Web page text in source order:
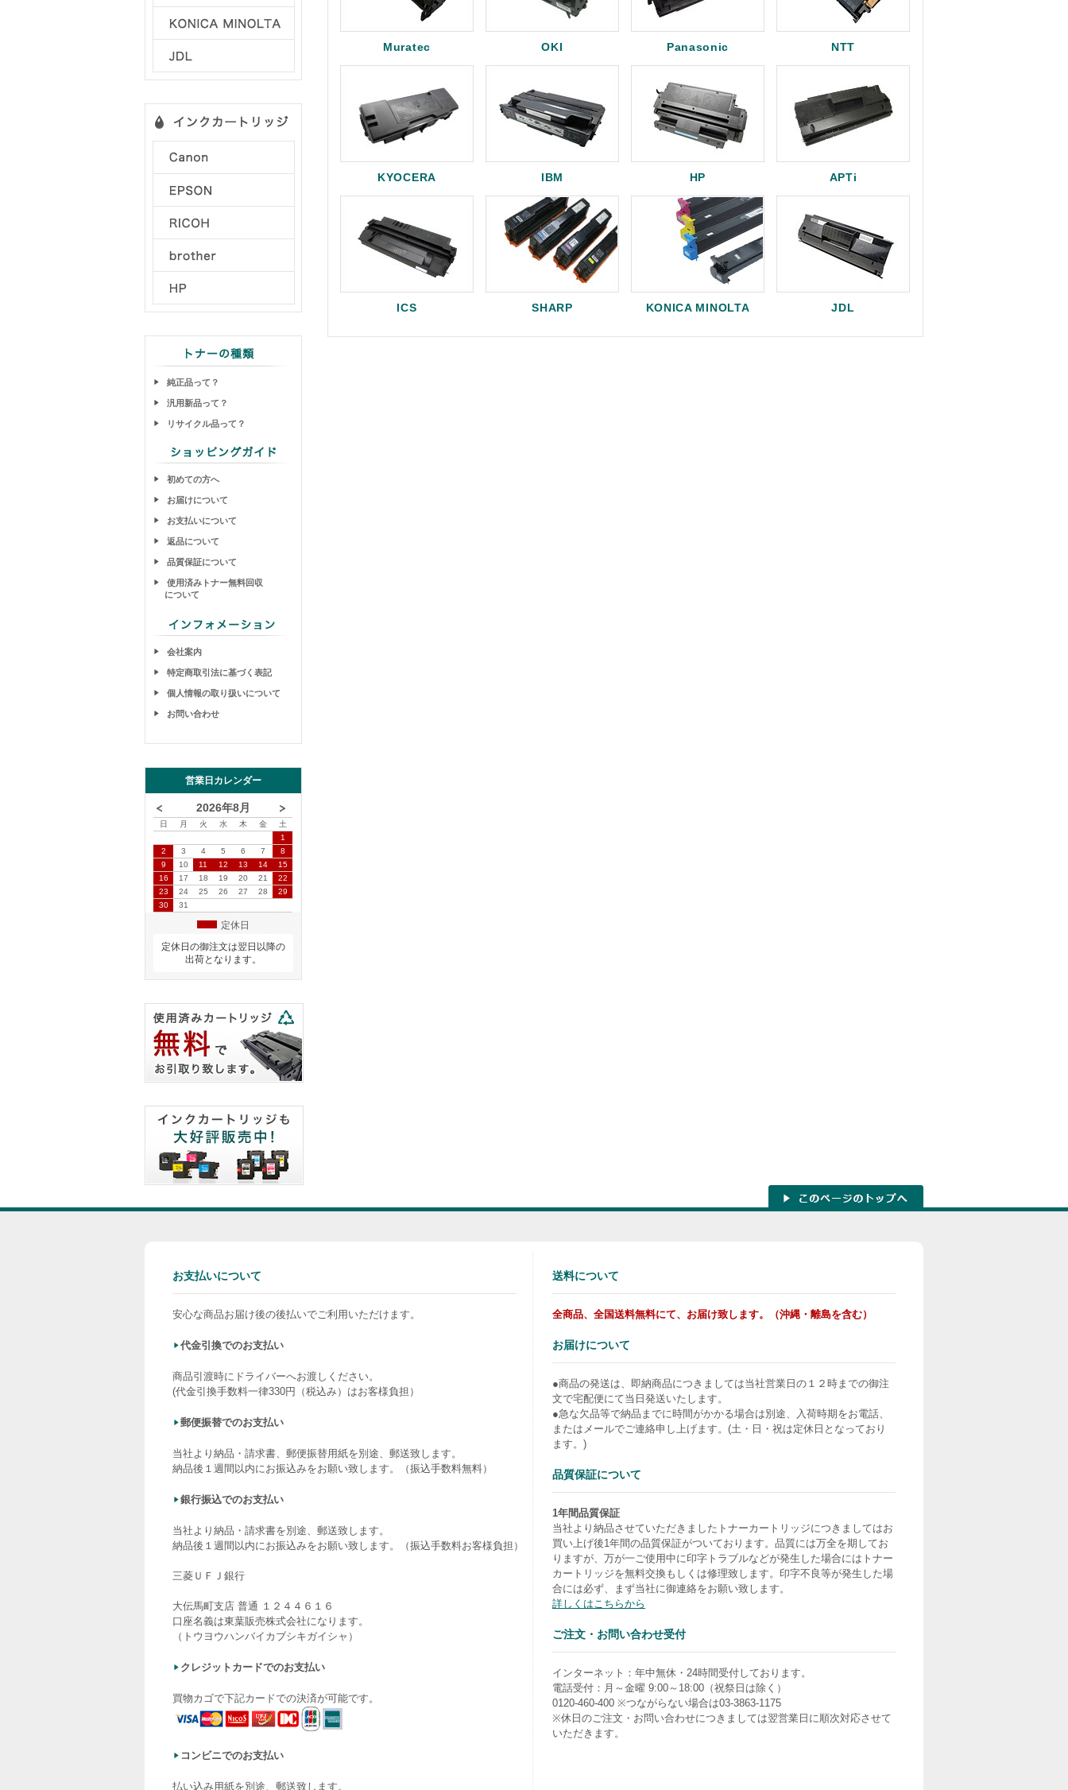
純正品って？
汎用新品って？
リサイクル品って？
初めての方へ
お届けについて
お支払いについて
返品について
品質保証について
使用済みトナー無料回収
について
会社案内
特定商取引法に基づく表記
個人情報の取り扱いについて
お問い合わせ
営業日カレンダー
2026年8月
日 月 火 水 木 金
土
1
2
3 4 5 6 7
8
9
10 11 12 13 14
15
16
17 18 19 20 21
22
23
24 25 26 27 28
29
30
31
定休日
定休日の御注文は翌日以降の
出荷となります。
Muratec OKI Panasonic NTT
KYOCERA IBM HP APTi
ICS SHARP KONICA MINOLTA JDL
お支払いについて
安心な商品お届け後の後払いでご利用いただけます。
代金引換でのお支払い
商品引渡時にドライバーへお渡しください。
(代金引換手数料一律330円（税込み）はお客様負担）
郵便振替でのお支払い
当社より納品・請求書、郵便振替用紙を別途、郵送致します。
納品後１週間以内にお振込みをお願い致します。（振込手数料無料）
銀行振込でのお支払い
当社より納品・請求書を別途、郵送致します。
納品後１週間以内にお振込みをお願い致します。（振込手数料お客様負担）
三菱ＵＦＪ銀行
大伝馬町支店 普通 １２４４６１６
口座名義は東葉販売株式会社になります。
（トウヨウハンバイカブシキガイシャ）
クレジットカードでのお支払い
買物カゴで下記カードでの決済が可能です。
コンビニでのお支払い
払い込み用紙を別途、郵送致します。
送料について
全商品、全国送料無料にて、お届け致します。（沖縄・離島を含む）
お届けについて
●商品の発送は、即納商品につきましては当社営業日の１２時までの御注
文で宅配便にて当日発送いたします。
●急な欠品等で納品までに時間がかかる場合は別途、入荷時期をお電話、
またはメールでご連絡申し上げます。(土・日・祝は定休日となっており
ます。)
品質保証について
1年間品質保証
当社より納品させていただきましたトナーカートリッジにつきましてはお
買い上げ後1年間の品質保証がついております。品質には万全を期してお
りますが、万が一ご使用中に印字トラブルなどが発生した場合にはトナー
カートリッジを無料交換もしくは修理致します。印字不良等が発生した場
合には必ず、まず当社に御連絡をお願い致します。
詳しくはこちらから
ご注文・お問い合わせ受付
インターネット：年中無休・24時間受付しております。
電話受付：月～金曜 9:00～18:00（祝祭日は除く）
0120-460-400 ※つながらない場合は03-3863-1175
※休日のご注文・お問い合わせにつきましては翌営業日に順次対応させて
いただきます。